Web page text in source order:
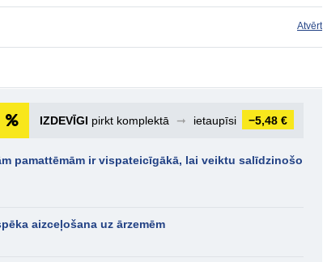
Atvērt
IZDEVĪGI pirkt komplektā ➞ ietaupīsi −5,48 €
pamattēmām ir vispateicīgākā, lai veiktu salīdzinošo
aizceļošana uz ārzemēm